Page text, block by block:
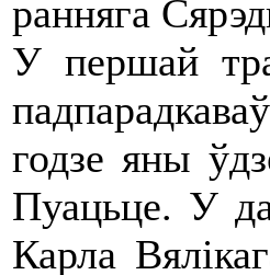
ранняга
У першай
годзе яны
Пуацьце. У
Карла